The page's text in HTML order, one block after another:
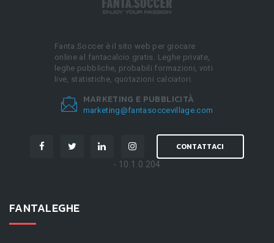
Fanta.Soccer è il sito web per giocare
online al fantacalcio gratis. Leghe private,
leghe pubbliche, probabili formazioni, voti
live, statistiche, quotazioni calciatori.
MARKETING E PUBBLICITÀ
marketing@fantasoccevillage.com
CONTATTACI
- 10.1.0.204
FANTALEGHE